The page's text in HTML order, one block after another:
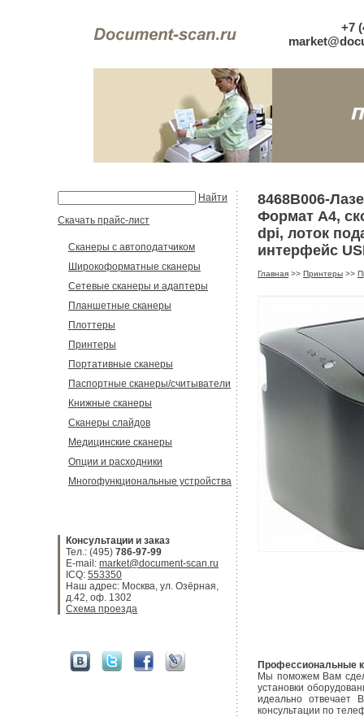
+7
Найти
Скачать прайс-лист
Сканеры с автоподатчиком
Широкоформатные сканеры
Сетевые сканеры и адаптеры
Планшетные сканеры
Плоттеры
Принтеры
Портативные сканеры
Паспортные сканеры/считыватели
Книжные сканеры
Сканеры слайдов
Медицинские сканеры
Опции и расходники
Многофункциональные устройства
Консультации и заказ
Тел.: (495) 786-97-99
E-mail: market@document-scan.ru
ICQ: 553350
Наш адрес: Москва, ул. Озёрная,
д.42, оф. 1302
Схема проезда
8468B006-
Формат А4,
dpi, лоток
интерфейс
Главная >> Принтеры >>
Профессиональные
Мы поможем Вам
установки
идеально отвечает
консультации по